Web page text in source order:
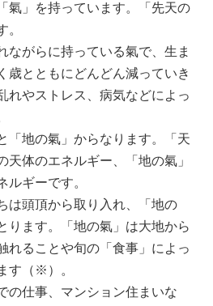
氣」を持っています。「先天の
。
ながらに持っている氣で、生ま
歳とともにどんどん減っていき
れやストレス、病気などによっ
「地の氣」からなります。「天
天体のエネルギー、「地の氣」
ルギーです。
は頭頂から取り入れ、「地の
ります。「地の氣」は大地から
れることや旬の「食事」によっ
す（※）。
の仕事、マンション住まいな